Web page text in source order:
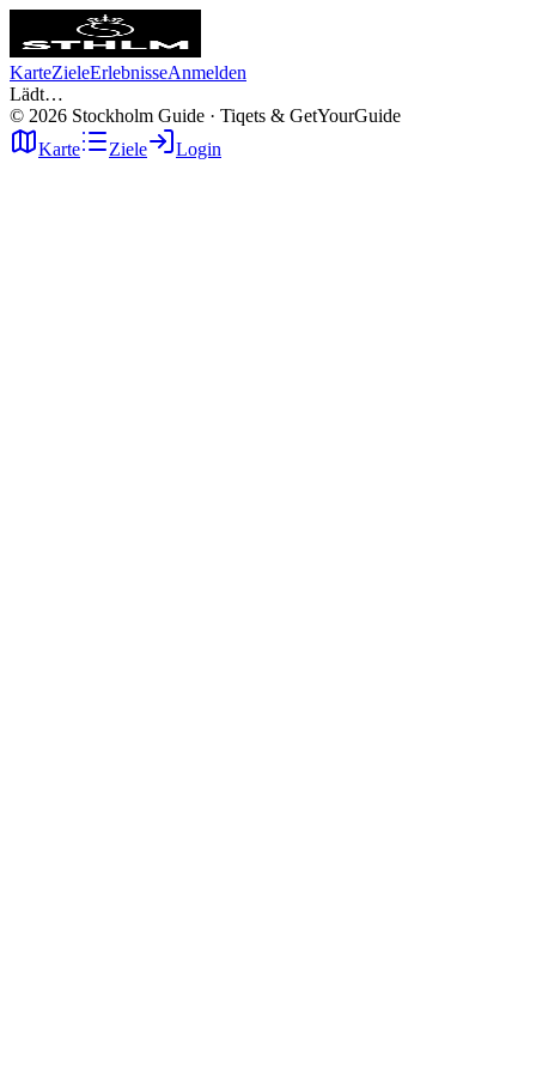
KarteZieleErlebnisseAnmelden
Lädt…
© 2026 Stockholm Guide · Tiqets & GetYourGuide
Karte
Ziele Login